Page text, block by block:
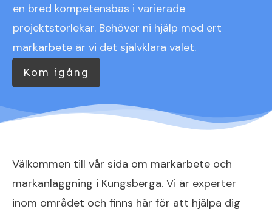
en bred kompetensbas i varierade
projektstorlekar. Behöver ni hjälp med ert
markarbete är vi det självklara valet.
Kom igång
Välkommen till vår sida om markarbete och
markanläggning i Kungsberga. Vi är experter
inom området och finns här för att hjälpa dig